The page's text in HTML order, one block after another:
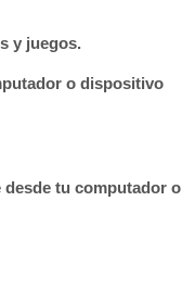
y juegos.
o dispositivo
desde tu computador o